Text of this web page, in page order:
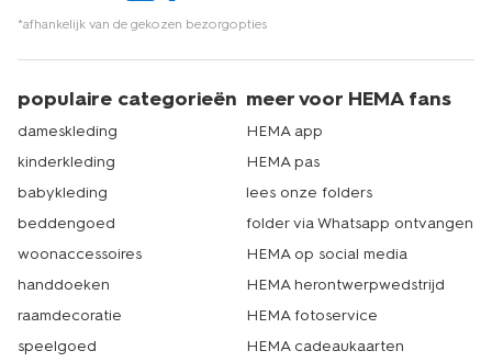
lekkere hapjes, maar ookkoeltassen
*afhankelijk van de gekozen bezorgopties
populaire categorieën
dameskleding
kinderkleding
babykleding
beddengoed
woonaccessoires
handdoeken
raamdecoratie
speelgoed
meer voor HEMA fans
HEMA app
HEMA pas
lees onze folders
folder via Whatsapp ontvangen
HEMA op social media
HEMA herontwerpwedstrijd
HEMA fotoservice
HEMA cadeaukaarten